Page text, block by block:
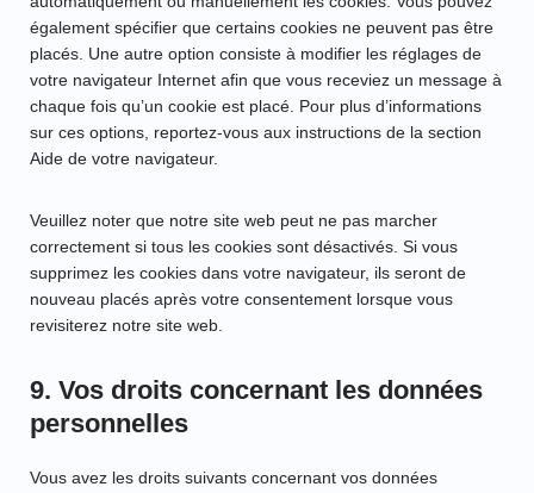
également spécifier que certains cookies ne peuvent pas être
placés. Une autre option consiste à modifier les réglages de
votre navigateur Internet afin que vous receviez un message à
chaque fois qu’un cookie est placé. Pour plus d’informations
sur ces options, reportez-vous aux instructions de la section
Aide de votre navigateur.
Veuillez noter que notre site web peut ne pas marcher
correctement si tous les cookies sont désactivés. Si vous
supprimez les cookies dans votre navigateur, ils seront de
nouveau placés après votre consentement lorsque vous
revisiterez notre site web.
9. Vos droits concernant les données
personnelles
Vous avez les droits suivants concernant vos données